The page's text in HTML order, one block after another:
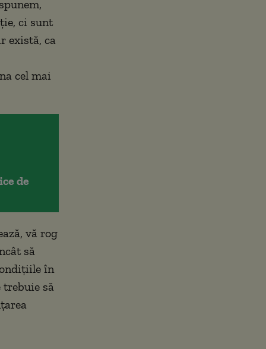
ci sunt
există, ca
cel mai
de
vă rog
să
în
trebuie să